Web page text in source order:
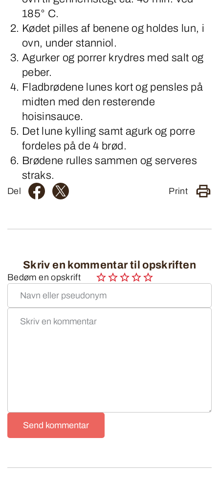
185° C.
Kødet pilles af benene og holdes lun, i
ovn, under stanniol.
Agurker og porrer krydres med salt og
peber.
Fladbrødene lunes kort og pensles på
midten med den resterende
hoisinsauce.
Det lune kylling samt agurk og porre
fordeles på de 4 brød.
Brødene rulles sammen og serveres
straks.
Del Print
Skriv en kommentar til opskriften
Bedøm en opskrift
Send kommentar